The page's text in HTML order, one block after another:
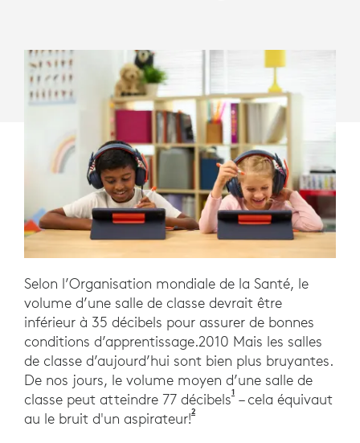
TECHNOLOGIE.
Selon l’Organisation mondiale de la Santé, le
volume d’une salle de classe devrait être
inférieur à 35 décibels pour assurer de bonnes
conditions d’apprentissage.2010 Mais les salles
de classe d’aujourd’hui sont bien plus bruyantes.
De nos jours, le volume moyen d’une salle de
classe peut atteindre 77 décibels1 Novanta, G.,
– cela équivaut
au le bruit d'un aspirateur!2